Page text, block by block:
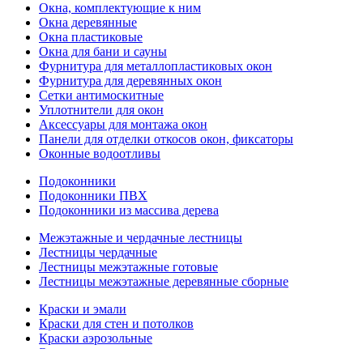
Окна, комплектующие к ним
Окна деревянные
Окна пластиковые
Окна для бани и сауны
Фурнитура для металлопластиковых окон
Фурнитура для деревянных окон
Сетки антимоскитные
Уплотнители для окон
Аксессуары для монтажа окон
Панели для отделки откосов окон, фиксаторы
Оконные водоотливы
Подоконники
Подоконники ПВХ
Подоконники из массива дерева
Межэтажные и чердачные лестницы
Лестницы чердачные
Лестницы межэтажные готовые
Лестницы межэтажные деревянные сборные
Краски и эмали
Краски для стен и потолков
Краски аэрозольные